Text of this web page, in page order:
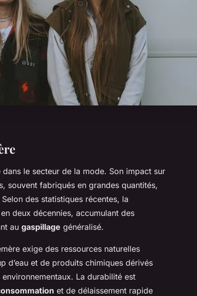
le secteur de la mode. Son impact sur
souvent fabriqués en grandes quantités,
des statistiques récentes, la
deux décennies, accumulant des
au gaspillage généralisé.
exige des ressources naturelles
d’eau et de produits chimiques dérivés
La durabilité est
et de délaissement rapide